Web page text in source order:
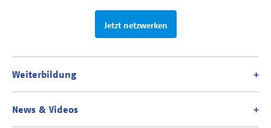
Jetzt netzwerken